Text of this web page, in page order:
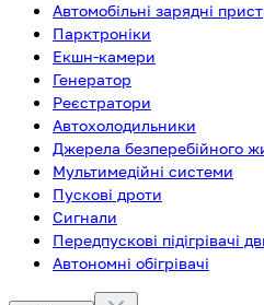
Автомобільні зарядні
Парктроніки
Екшн-камери
Генератор
Реєстратори
Автохолодильники
Джерела безперебійного
Мультимедійні системи
Пускові дроти
Сигнали
Передпускові підігрівачі
Автономні обігрівачі